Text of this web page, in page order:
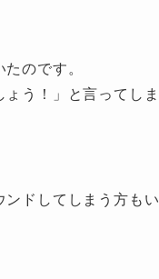
のです。
う！」と言ってしま
ドしてしまう方もい